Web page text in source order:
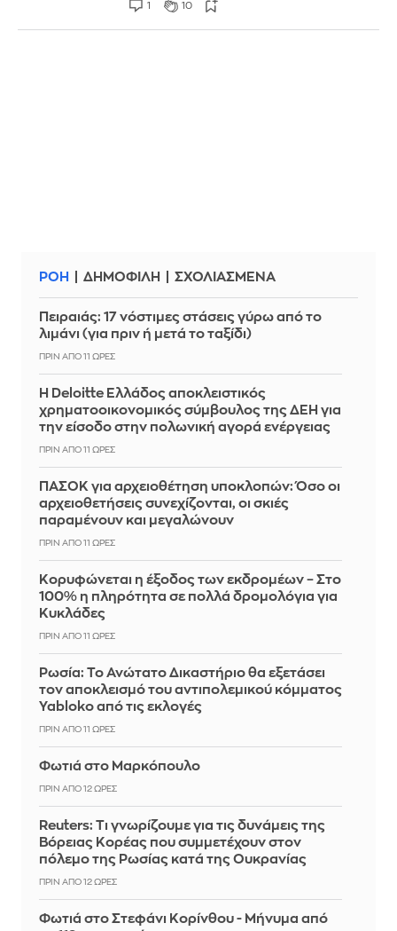
1 10
ΡΟΗ ΔΗΜΟΦΙΛΗ ΣΧΟΛΙΑΣΜΕΝΑ
Πειραιάς: 17 νόστιμες στάσεις γύρω από το
λιμάνι (για πριν ή μετά το ταξίδι)
ΠΡΙΝ ΑΠΌ 11 ΏΡΕΣ
Η Deloitte Ελλάδος αποκλειστικός
χρηματοοικονομικός σύμβουλος της ΔΕΗ για
την είσοδο στην πολωνική αγορά ενέργειας
ΠΡΙΝ ΑΠΌ 11 ΏΡΕΣ
ΠΑΣΟΚ για αρχειοθέτηση υποκλοπών: Όσο οι
αρχειοθετήσεις συνεχίζονται, οι σκιές
παραμένουν και μεγαλώνουν
ΠΡΙΝ ΑΠΌ 11 ΏΡΕΣ
Κορυφώνεται η έξοδος των εκδρομέων – Στο
100% η πληρότητα σε πολλά δρομολόγια για
Κυκλάδες
ΠΡΙΝ ΑΠΌ 11 ΏΡΕΣ
Ρωσία: Το Ανώτατο Δικαστήριο θα εξετάσει
τον αποκλεισμό του αντιπολεμικού κόμματος
Yabloko από τις εκλογές
ΠΡΙΝ ΑΠΌ 11 ΏΡΕΣ
Φωτιά στο Μαρκόπουλο
ΠΡΙΝ ΑΠΌ 12 ΏΡΕΣ
Reuters: Τι γνωρίζουμε για τις δυνάμεις της
Βόρειας Κορέας που συμμετέχουν στον
πόλεμο της Ρωσίας κατά της Ουκρανίας
ΠΡΙΝ ΑΠΌ 12 ΏΡΕΣ
Φωτιά στο Στεφάνι Κορίνθου - Μήνυμα από